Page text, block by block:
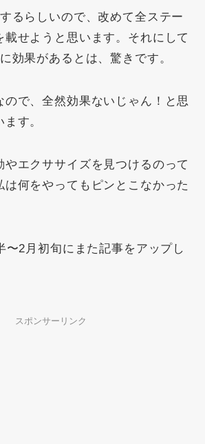
るらしいので、改めて全ステー
載せようと思います。それにして
効果があるとは、驚きです。
ので、全然効果ないじゃん！と思
す。
やエクササイズを見つけるのって
は何をやってもピンとこなかった
〜2月初旬にまた記事をアップし
スポンサーリンク